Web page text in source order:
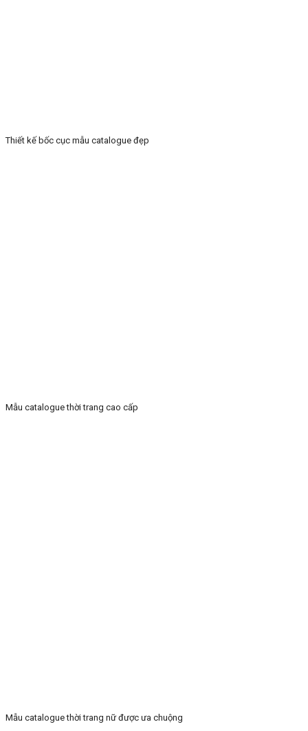
Thiết kế bốc cục mẫu catalogue đẹp
Mẫu catalogue thời trang cao cấp
Mẫu catalogue thời trang nữ được ưa chuộng